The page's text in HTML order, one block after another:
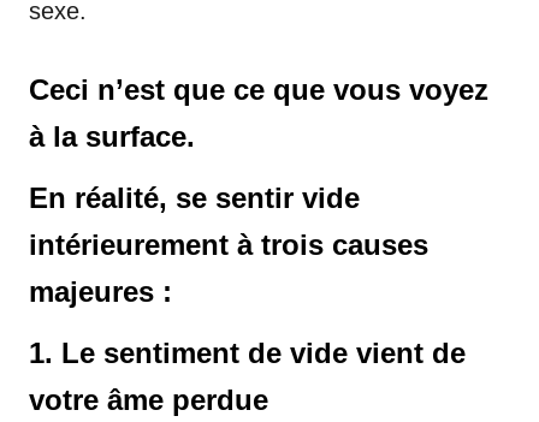
sexe.
Ceci n’est que ce que vous voyez
à la surface.
En réalité, se sentir vide
intérieurement à trois causes
majeures :
1. Le sentiment de vide vient de
votre âme perdue